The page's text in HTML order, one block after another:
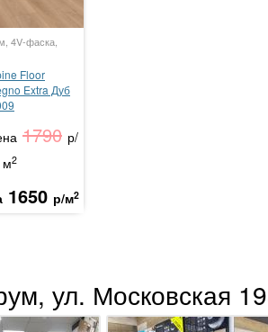
4V-фаска,
Floor
Extra Дуб
1790 р/
м2
1650 р/м2
ул. Московская